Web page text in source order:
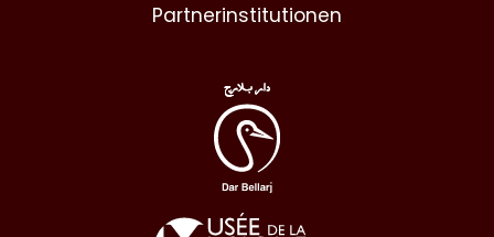
Partnerinstitutionen